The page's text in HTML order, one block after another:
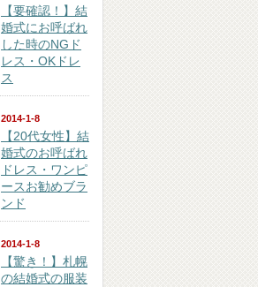
【要確認！】結
婚式にお呼ばれ
した時のNGド
レス・OKドレ
ス
2014-1-8
【20代女性】結
婚式のお呼ばれ
ドレス・ワンピ
ースお勧めブラ
ンド
2014-1-8
【驚き！】札幌
の結婚式の服装